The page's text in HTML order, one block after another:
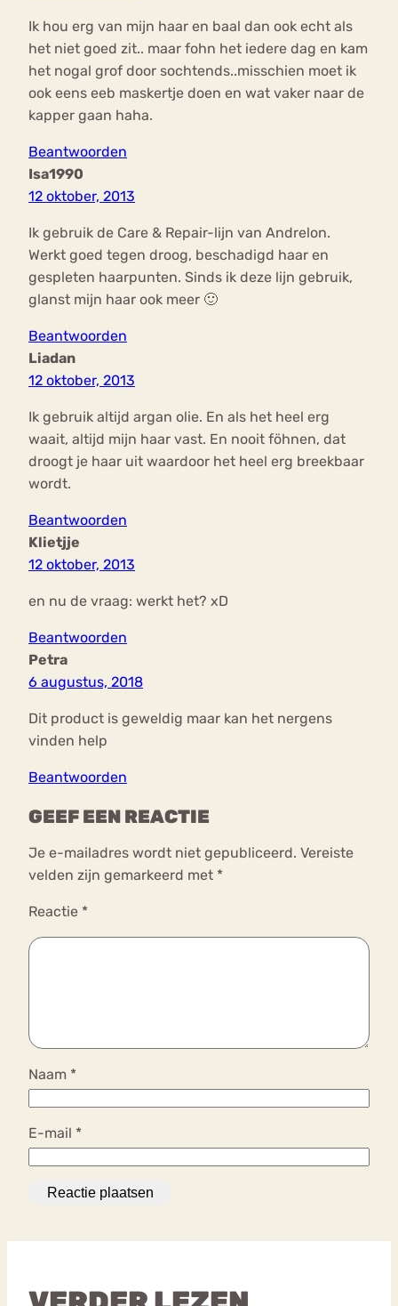
Ik hou erg van mijn haar en baal dan ook echt als
het niet goed zit.. maar fohn het iedere dag en kam
het nogal grof door sochtends..misschien moet ik
ook eens eeb maskertje doen en wat vaker naar de
kapper gaan haha.
Beantwoorden
Isa1990
12 oktober, 2013
Ik gebruik de Care & Repair-lijn van Andrelon.
Werkt goed tegen droog, beschadigd haar en
gespleten haarpunten. Sinds ik deze lijn gebruik,
glanst mijn haar ook meer 🙂
Beantwoorden
Liadan
12 oktober, 2013
Ik gebruik altijd argan olie. En als het heel erg
waait, altijd mijn haar vast. En nooit föhnen, dat
droogt je haar uit waardoor het heel erg breekbaar
wordt.
Beantwoorden
Klietjje
12 oktober, 2013
en nu de vraag: werkt het? xD
Beantwoorden
Petra
6 augustus, 2018
Dit product is geweldig maar kan het nergens
vinden help
Beantwoorden
GEEF EEN REACTIE
Je e-mailadres wordt niet gepubliceerd. Vereiste
velden zijn gemarkeerd met *
Reactie *
Naam *
E-mail *